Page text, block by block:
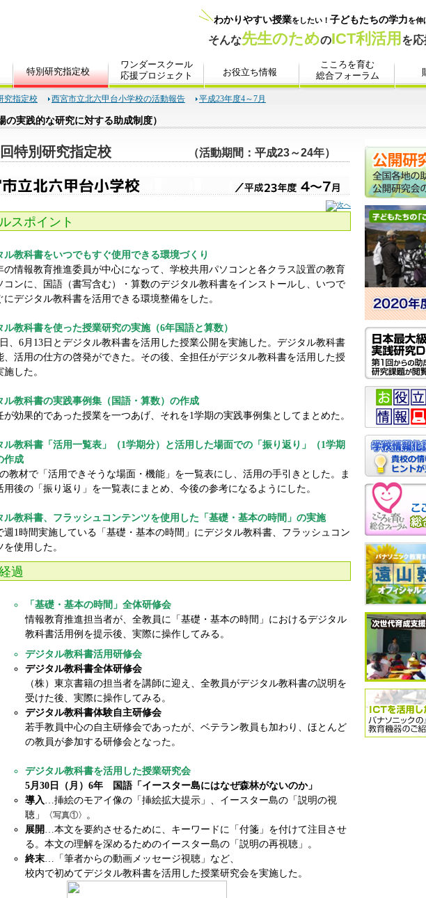
究指定校 西宮市立北六甲台小学校の活動報告 平成23年度4～7月
の実践的な研究に対する助成制度）
特別研究指定校 （活動期間：平成23～24年）
スポイント
ル教科書をいつでもすぐ使用できる環境づくり
の情報教育推進委員が中心になって、学校共用パソコンと各クラス設置の教育
コンに、国語（書写含む）・算数のデジタル教科書をインストールし、いつで
にデジタル教科書を活用できる環境整備をした。
ル教科書を使った授業研究の実施（6年国語と算数）
、6月13日とデジタル教科書を活用した授業公開を実施した。デジタル教科書
、活用の仕方の啓発ができた。その後、全担任がデジタル教科書を活用した授
した。
ル教科書の実践事例集（国語・算数）の作成
が効果的であった授業を一つあげ、それを1学期の実践事例集としてまとめた。
ル教科書「活用一覧表」（1学期分）と活用した場面での「振り返り」（1学期
作成
教材で「活用できそうな場面・機能」を一覧表にし、活用の手引きとした。ま
用後の「振り返り」を一覧表にまとめ、今後の参考になるようにした。
ル教科書、フラッシュコンテンツを使用した「基礎・基本の時間」の実施
週1時間実施している「基礎・基本の時間」にデジタル教科書、フラッシュコン
を使用した。
過
「基礎・基本の時間」全体研修会
情報教育推進担当者が、全教員に「基礎・基本の時間」におけるデジタル
教科書活用例を提示後、実際に操作してみる。
デジタル教科書活用研修会
デジタル教科書全体研修会
（株）東京書籍の担当者を講師に迎え、全教員がデジタル教科書の説明を
受けた後、実際に操作してみる。
デジタル教科書体験自主研修会
若手教員中心の自主研修会であったが、ベテラン教員も加わり、ほとんど
の教員が参加する研修会となった。
デジタル教科書を活用した授業研究会
5月30日（月）6年 国語「イースター島にはなぜ森林がないのか」
導入…挿絵のモアイ像の「挿絵拡大提示」、イースター島の「説明の視
聴」
〈写真①〉 。
展開 …本文を要約させるために、キーワードに「付箋」を付けて注目させ
る。本文の理解を深めるためのイースター島の「説明の再視聴」。
終末…「筆者からの動画メッセージ視聴」など、
校内で初めてデジタル教科書を活用した授業研究会を実施した。